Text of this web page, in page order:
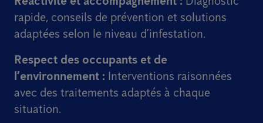
rapide, conseils de prévention et solutions
adaptées selon le niveau d’infestation.
Respect des occupants et de
l’environnement : Interventions raisonnées
avec des traitements adaptés à chaque
situation.